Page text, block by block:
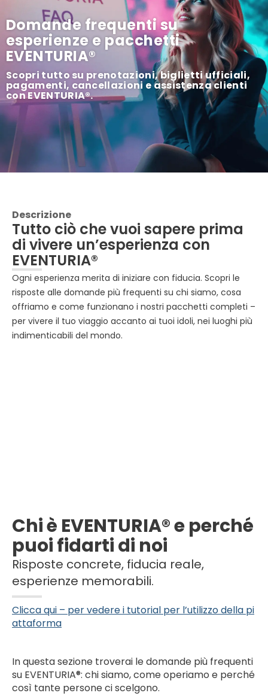
Domande frequenti su
esperienze e pacchetti
EVENTURIA®
Scopri tutto su prenotazioni, biglietti ufficiali,
pagamenti, cancellazioni e assistenza clienti
con EVENTURIA®.
Descrizione
Tutto ciò che vuoi sapere prima
di vivere un’esperienza con
EVENTURIA®
Ogni esperienza merita di iniziare con fiducia. Scopri le
risposte alle domande più frequenti su chi siamo, cosa
offriamo e come funzionano i nostri pacchetti completi –
per vivere il tuo viaggio accanto ai tuoi idoli, nei luoghi più
indimenticabili del mondo.
Chi è EVENTURIA® e perché
puoi fidarti di noi
Risposte concrete, fiducia reale,
esperienze memorabili.
Clicca qui – per vedere i tutorial per l’utilizzo della pi
attaforma
In questa sezione troverai le domande più frequenti
su EVENTURIA®: chi siamo, come operiamo e perché
così tante persone ci scelgono.